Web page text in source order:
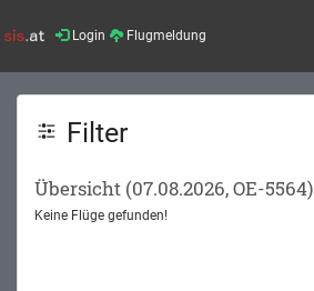
Login Flugmeldung
Filter
Übersicht (07.08.2026, OE-5564)
Keine Flüge gefunden!